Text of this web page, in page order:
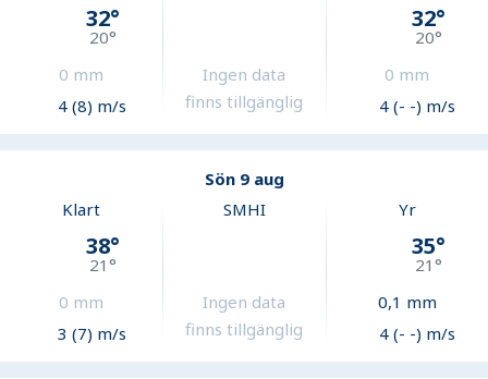
32°
20°
0 mm
4 (8) m/s
Ingen data
finns tillgänglig
32°
20°
0 mm
4 (- -) m/s
Sön 9 aug
Klart
38°
21°
0 mm
3 (7) m/s
SMHI
Ingen data
finns tillgänglig
Yr
35°
21°
0,1 mm
4 (- -) m/s